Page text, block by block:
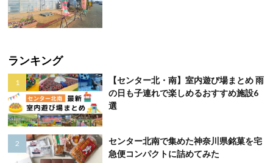
ランキング
【センター北・南】室内遊び場まとめ 雨
の日も子連れで楽しめるおすすめ施設6
選
センター北南で集めた神奈川県銘菓を宅
急便コンパクトに詰めてみた